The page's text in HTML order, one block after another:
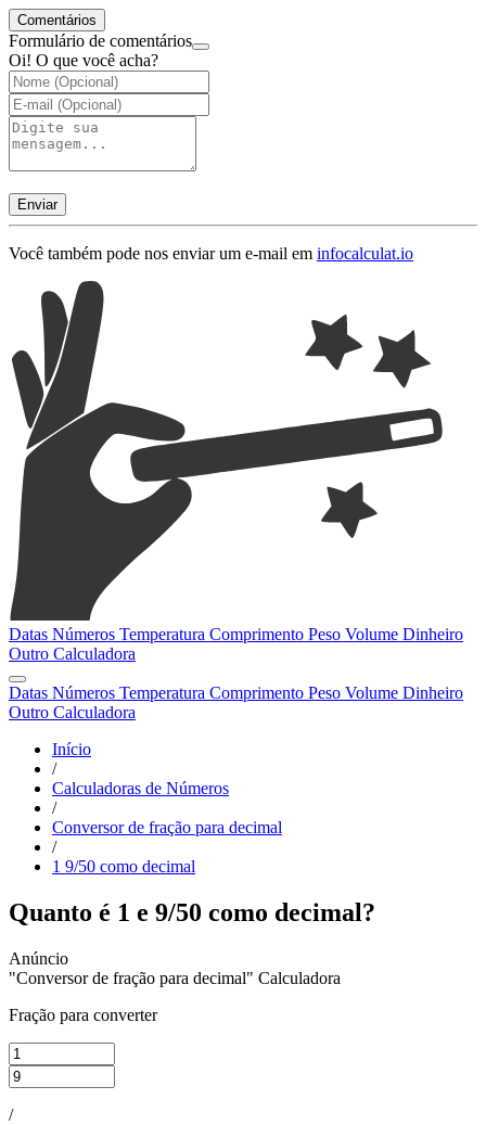
Comentários
Formulário de comentários
Oi! O que você acha?
Enviar
Você também pode nos enviar um e-mail em infocalculat.io
Datas Números Temperatura Comprimento Peso Volume Dinheiro
Outro Calculadora
Datas Números Temperatura Comprimento Peso Volume Dinheiro
Outro Calculadora
Início
/
Calculadoras de Números
/
Conversor de fração para decimal
/
1 9/50 como decimal
Quanto é 1 e 9/50 como decimal?
"Conversor de fração para decimal" Calculadora
Fração para converter
/